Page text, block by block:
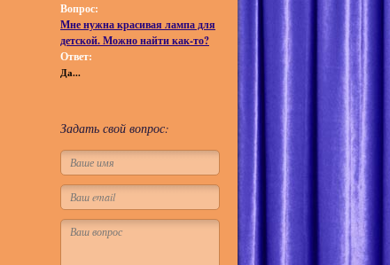
Вопрос:
Мне нужна красивая лампа для
детской. Можно найти как-то?
Ответ:
Да...
Задать свой вопрос: